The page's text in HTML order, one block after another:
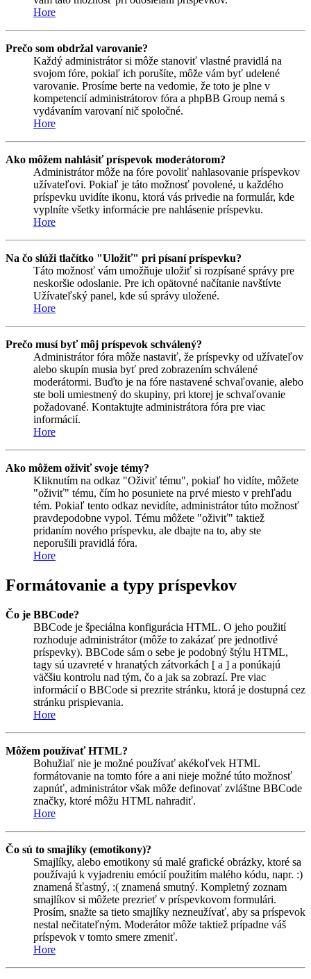
Hore
Prečo som obdržal varovanie?
Každý administrátor si môže stanoviť vlastné pravidlá na
svojom fóre, pokiaľ ich porušíte, môže vám byť udelené
varovanie. Prosíme berte na vedomie, že toto je plne v
kompetencií administrátorov fóra a phpBB Group nemá s
vydávaním varovaní nič spoločné.
Hore
Ako môžem nahlásiť príspevok moderátorom?
Administrátor môže na fóre povoliť nahlasovanie príspevkov
užívateľovi. Pokiaľ je táto možnosť povolené, u každého
príspevku uvidíte ikonu, ktorá vás privedie na formulár, kde
vyplníte všetky informácie pre nahlásenie príspevku.
Hore
Na čo slúži tlačítko "Uložiť" pri písaní príspevku?
Táto možnosť vám umožňuje uložiť si rozpísané správy pre
neskoršie odoslanie. Pre ich opätovné načítanie navštívte
Užívateľský panel, kde sú správy uložené.
Hore
Prečo musí byť môj príspevok schválený?
Administrátor fóra môže nastaviť, že príspevky od užívateľov
alebo skupín musia byť pred zobrazením schválené
moderátormi. Buďto je na fóre nastavené schvaľovanie, alebo
ste boli umiestnený do skupiny, pri ktorej je schvaľovanie
požadované. Kontaktujte administrátora fóra pre viac
informácií.
Hore
Ako môžem oživiť svoje témy?
Kliknutím na odkaz "Oživiť tému", pokiaľ ho vidíte, môžete
"oživiť" tému, čím ho posuniete na prvé miesto v prehľadu
tém. Pokiaľ tento odkaz nevidíte, administrátor túto možnosť
pravdepodobne vypol. Tému môžete "oživiť" taktiež
pridaním nového príspevku, ale dbajte na to, aby ste
neporušili pravidlá fóra.
Hore
Formátovanie a typy príspevkov
Čo je BBCode?
BBCode je špeciálna konfigurácia HTML. O jeho použití
rozhoduje administrátor (môže to zakázať pre jednotlivé
príspevky). BBCode sám o sebe je podobný štýlu HTML,
tagy sú uzavreté v hranatých zátvorkách [ a ] a ponúkajú
väčšiu kontrolu nad tým, čo a jak sa zobrazí. Pre viac
informácií o BBCode si prezrite stránku, ktorá je dostupná cez
stránku prispievania.
Hore
Môžem používať HTML?
Bohužiaľ nie je možné používať akékoľvek HTML
formátovanie na tomto fóre a ani nieje možné túto možnosť
zapnúť, administrátor však môže definovať zvláštne BBCode
značky, ktoré môžu HTML nahradiť.
Hore
Čo sú to smajlíky (emotikony)?
Smajlíky, alebo emotikony sú malé grafické obrázky, ktoré sa
používajú k vyjadreniu emócií použitím malého kódu, napr. :)
znamená šťastný, :( znamená smutný. Kompletný zoznam
smajlíkov si môžete prezrieť v príspevkovom formulári.
Prosím, snažte sa tieto smajlíky nezneužívať, aby sa príspevok
nestal nečitateľným. Moderátor môže taktiež prípadne váš
príspevok v tomto smere zmeniť.
Hore